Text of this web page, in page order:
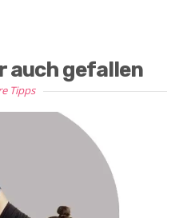
auch gefallen
Tipps